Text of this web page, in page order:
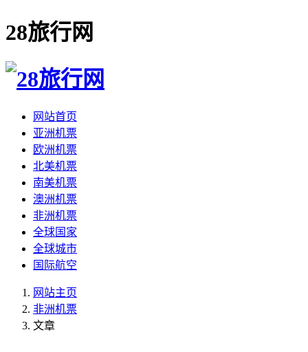
28旅行网
网站首页
亚洲机票
欧洲机票
北美机票
南美机票
澳洲机票
非洲机票
全球国家
全球城市
国际航空
网站主页
非洲机票
文章